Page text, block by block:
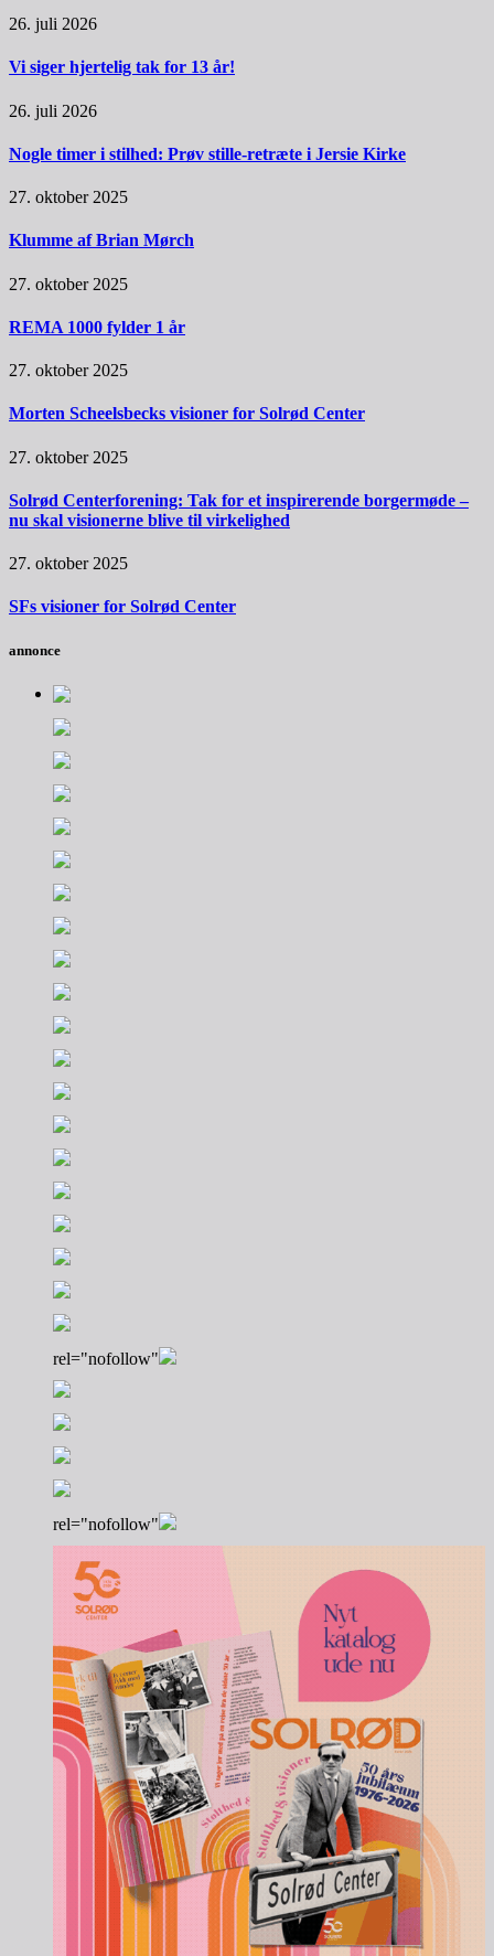
26. juli 2026
Vi siger hjertelig tak for 13 år!
26. juli 2026
Nogle timer i stilhed: Prøv stille-retræte i Jersie Kirke
27. oktober 2025
Klumme af Brian Mørch
27. oktober 2025
REMA 1000 fylder 1 år
27. oktober 2025
Morten Scheelsbecks visioner for Solrød Center
27. oktober 2025
Solrød Centerforening: Tak for et inspirerende borgermøde –
nu skal visionerne blive til virkelighed
27. oktober 2025
SFs visioner for Solrød Center
annonce
rel="nofollow"
rel="nofollow"